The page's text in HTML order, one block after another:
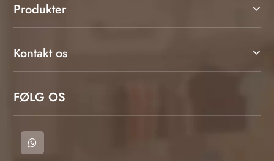
Produkter
Kontakt os
FØLG OS